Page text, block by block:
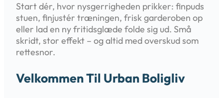
Start dér, hvor nysgerrigheden prikker: finpuds
stuen, finjustér træningen, frisk garderoben op
eller lad en ny fritidsglæde folde sig ud. Små
skridt, stor effekt – og altid med overskud som
rettesnor.
Velkommen Til Urban Boligliv